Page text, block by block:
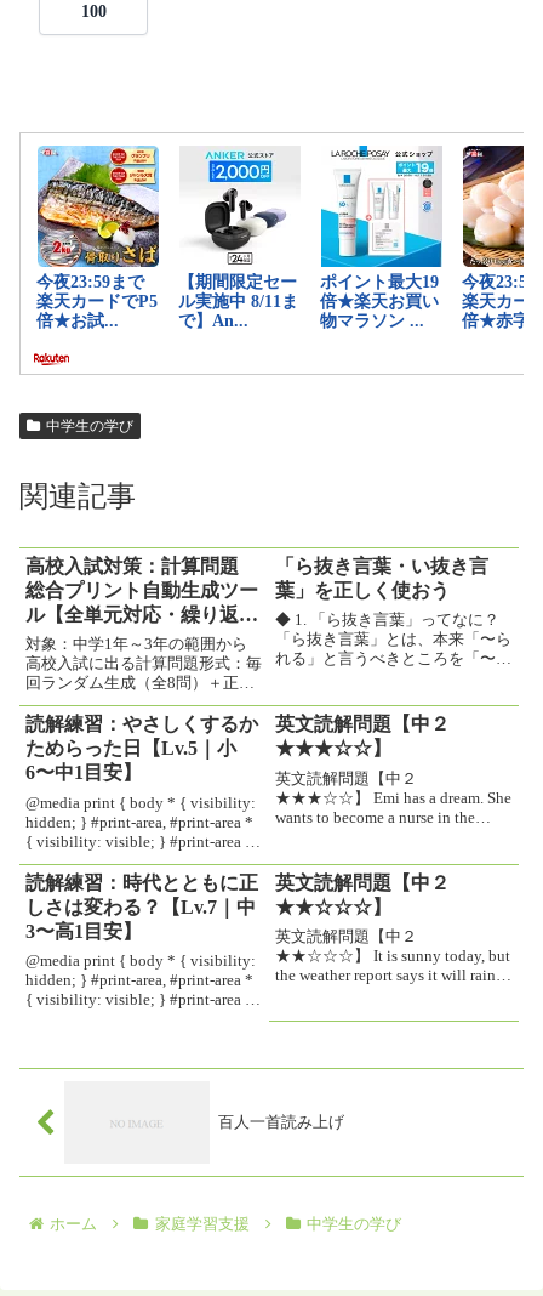
100
中学生の学び
関連記事
高校入試対策：計算問題
総合プリント自動生成ツー
ル【全単元対応・繰り返し
用】
対象：中学1年～3年の範囲から
高校入試に出る計算問題形式：毎
回ランダム生成（全8問）＋正解
表示＋印刷対応範囲：文字式・方
程式・平方根・因数分解・2次方
程式など用途：入試対策・定期演
習・反復練習・宿題・家庭学習な
ど2025/6/02 不具合修...
「ら抜き言葉・い抜き言
葉」を正しく使おう
◆ 1. 「ら抜き言葉」ってなに？
「ら抜き言葉」とは、本来「〜ら
れる」と言うべきところを「〜れ
キは食べられる。誤った言い方：
このケーキは食べれる。←これ
が“ら抜き言葉”よくあるら抜...
読解練習：やさしくするか
ためらった日【Lv.5｜小
6〜中1目安】
@media print { body * { visibility:
hidden; } #print-area, #print-area *
{ visibility: visible; } #print-area {
position...
英文読解問題【中２
★★★☆☆】
英文読解問題【中２
★★★☆☆】 Emi has a dream. She
wants to become a nurse in the
読解練習：時代とともに正
しさは変わる？【Lv.7｜中
3〜高1目安】
@media print { body * { visibility:
hidden; } #print-area, #print-area *
{ visibility: visible; } #print-area {
英文読解問題【中２
★★☆☆☆】
英文読解問題【中２
★★☆☆☆】 It is sunny today, but
the weather report says it will rain
百人一首読み上げ
ホーム 家庭学習支援 中学生の学び